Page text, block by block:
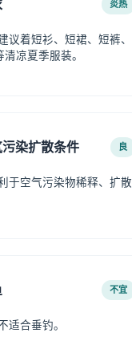
炎热
议着短衫、短裙、短裤、
凉夏季服装。
染扩散条件 良
于空气污染物稀释、扩散
不宜
适合垂钓。